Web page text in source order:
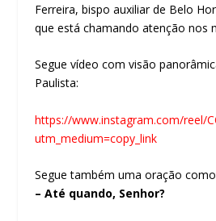
Ferreira, bispo auxiliar de Belo
que está chamando atenção nos
Segue vídeo com visão
Paulista:
https://www.instagram.com/reel/
utm_medium=copy_link
Segue também uma oração
– Até quando, Senhor?